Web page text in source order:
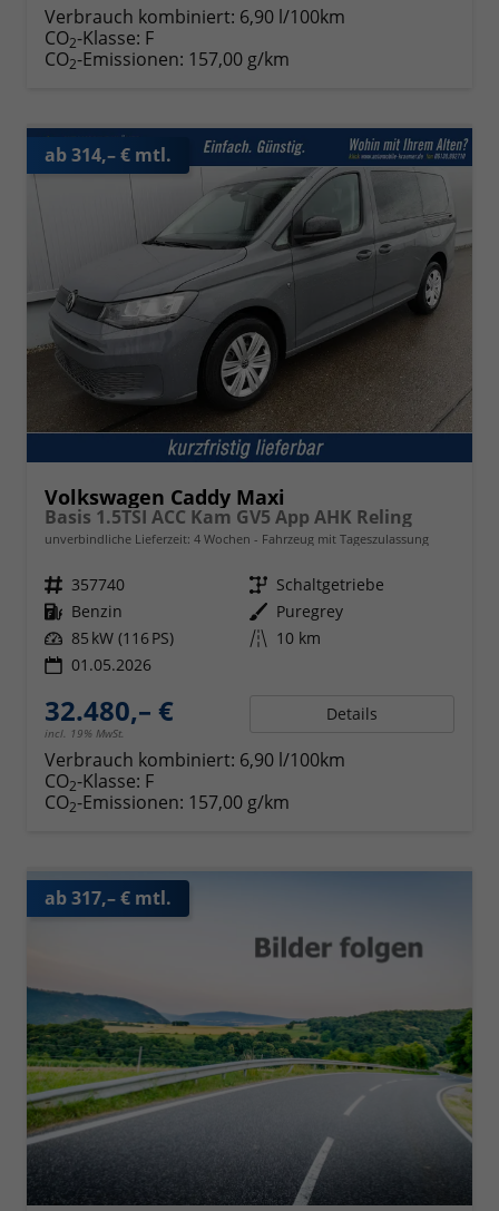
Verbrauch kombiniert: 6,90 l/100km
CO2-Klasse: F
CO2-Emissionen: 157,00 g/km
ab 314,– € mtl.
Volkswagen Caddy Maxi
Basis 1.5TSI ACC Kam GV5 App AHK Reling
unverbindliche Lieferzeit: 4 Wochen Fahrzeug mit Tageszulassung
Fahrzeugnr. 357740 Getriebe Schaltgetriebe
Kraftstoff Benzin Außenfarbe Puregrey
Leistung 85 kW (116 PS) Kilometerstand 10 km
01.05.2026
32.480,– €
incl. 19% MwSt.
Details
Verbrauch kombiniert: 6,90 l/100km
CO2-Klasse: F
CO2-Emissionen: 157,00 g/km
ab 317,– € mtl.